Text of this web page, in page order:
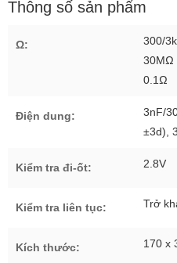
Thông số sản phẩm
Ω:
300/
30MΩ
0.1Ω
Điện dung:
3nF/
±3d),
Kiểm tra đi-ốt: 2.8V
Kiểm tra liên tục: Trở
Kích thước: 170 x